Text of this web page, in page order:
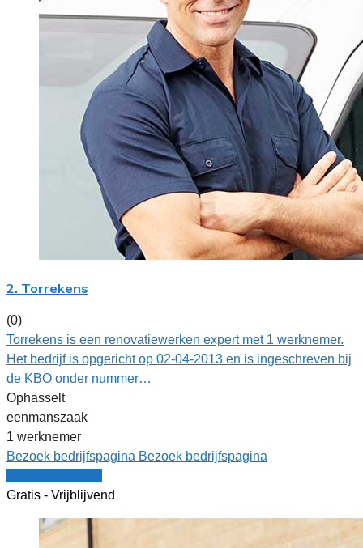
2. Torrekens
(0)
Torrekens is een renovatiewerken expert met 1 werknemer.
Het bedrijf is opgericht op 02-04-2013 en is ingeschreven bij
de KBO onder nummer…
Ophasselt
eenmanszaak
1 werknemer
Bezoek bedrijfspagina Bezoek bedrijfspagina
Gratis - Vrijblijvend